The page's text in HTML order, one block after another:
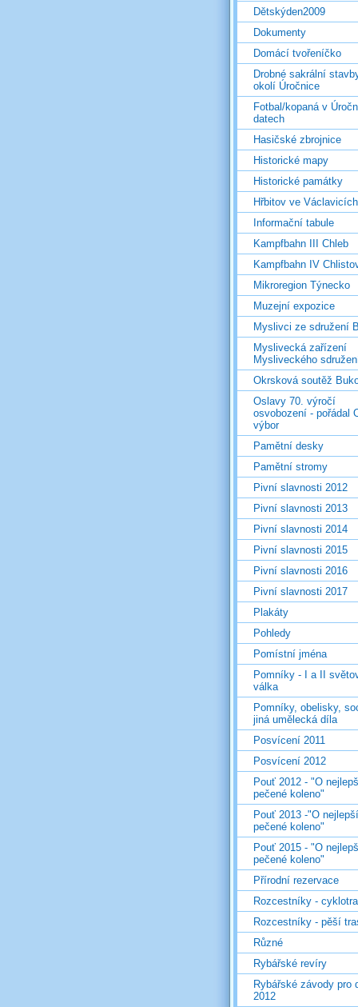
Dětskýden2009
Dokumenty
Domácí tvořeníčko
Drobné sakrální
okolí Úročnice
Fotbal/kopaná v
datech
Hasičské zbrojnice
Historické mapy
Historické památky
Hřbitov ve Václavicích
Informační tabule
Kampfbahn III Chleb
Kampfbahn IV
Mikroregion Týnecko
Muzejní expozice
Myslivci ze sdružení
Myslivecká zařízení
Mysliveckého
Okrsková soutěž
Oslavy 70. výročí
osvobození - pořádal
výbor
Pamětní desky
Pamětní stromy
Pivní slavnosti 2012
Pivní slavnosti 2013
Pivní slavnosti 2014
Pivní slavnosti 2015
Pivní slavnosti 2016
Pivní slavnosti 2017
Plakáty
Pohledy
Pomístní jména
Pomníky - I a II
válka
Pomníky, obelisky,
jiná umělecká díla
Posvícení 2011
Posvícení 2012
Pouť 2012 - "O
pečené koleno"
Pouť 2013 -"O nejlepší
pečené koleno"
Pouť 2015 - "O
pečené koleno"
Přírodní rezervace
Rozcestníky -
Rozcestníky - pěší
Různé
Rybářské revíry
Rybářské závody pro
2012